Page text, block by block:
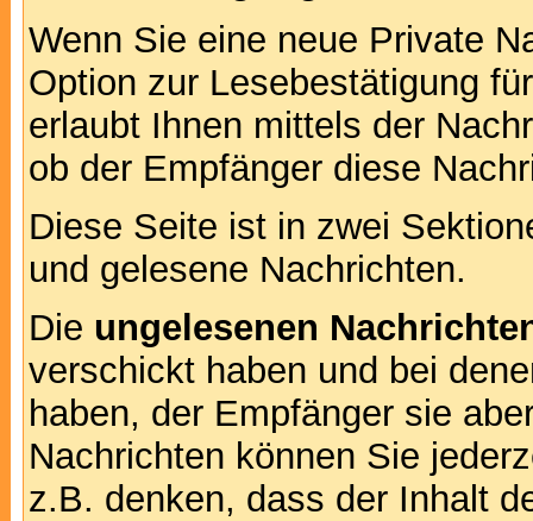
Wenn Sie eine neue Private
Option zur Lesebestätigung
erlaubt Ihnen mittels der
ob der Empfänger diese
Diese Seite ist in zwei
und gelesene Nachrichten.
Die ungelesenen
verschickt haben und bei
haben, der Empfänger sie
Nachrichten können Sie
z.B. denken, dass der Inhalt